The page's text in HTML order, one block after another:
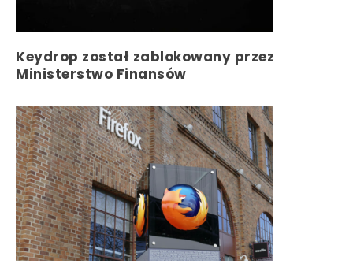
Keydrop został zablokowany przez
Ministerstwo Finansów